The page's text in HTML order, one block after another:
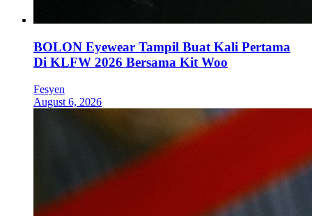
BOLON Eyewear Tampil Buat Kali Pertama
Di KLFW 2026 Bersama Kit Woo
Fesyen
August 6, 2026